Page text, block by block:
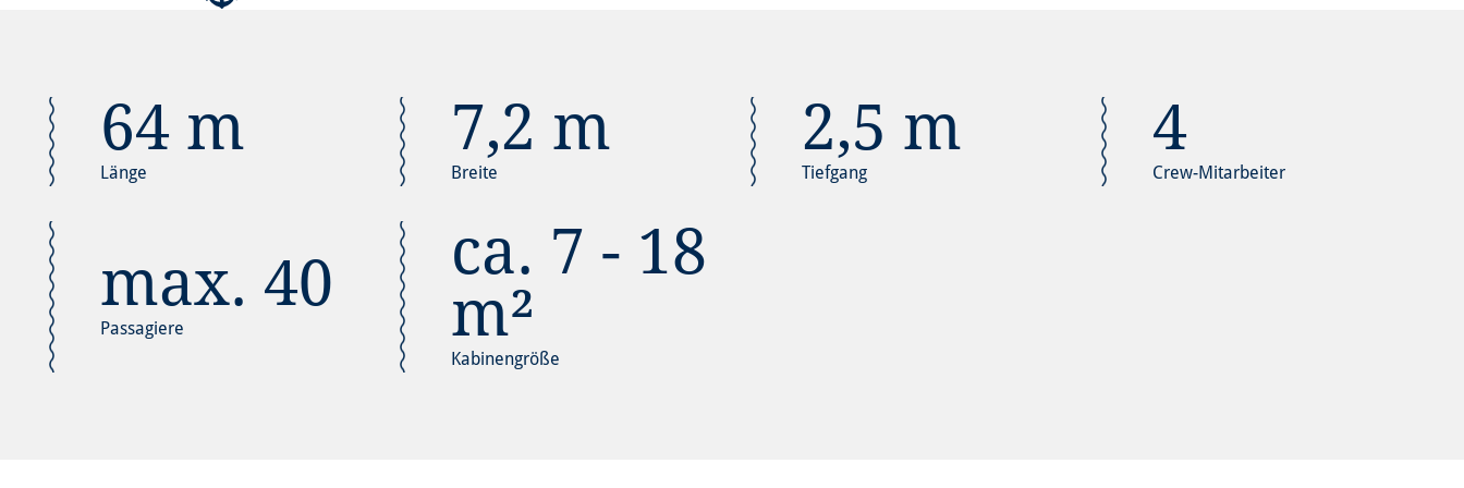
64 m
Länge
7,2 m
Breite
2,5 m
Tiefgang
4
Crew-Mitarbeiter
max. 40
Passagiere
ca. 7 - 18
m²
Kabinengröße